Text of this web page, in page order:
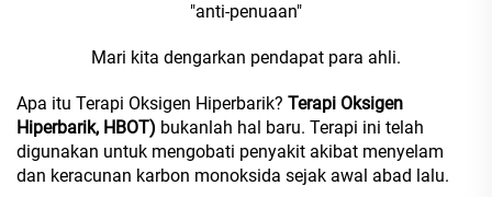
"anti-penuaan"
Mari kita dengarkan pendapat para ahli.
Apa itu Terapi Oksigen Hiperbarik? Terapi Oksigen
Hiperbarik, HBOT) bukanlah hal baru. Terapi ini telah
digunakan untuk mengobati penyakit akibat menyelam
dan keracunan karbon monoksida sejak awal abad lalu.